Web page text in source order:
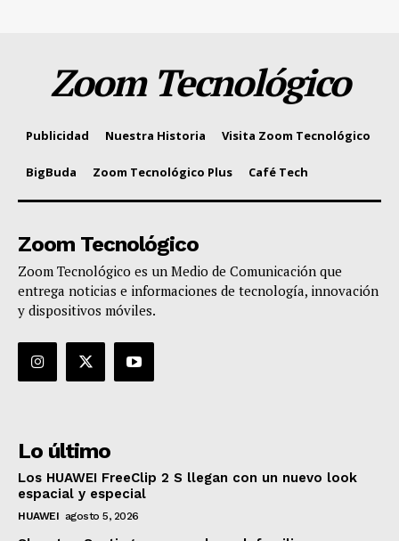
Zoom Tecnológico
Publicidad Nuestra Historia Visita Zoom Tecnológico
BigBuda Zoom Tecnológico Plus Café Tech
Zoom Tecnológico
Zoom Tecnológico es un Medio de Comunicación que
entrega noticias e informaciones de tecnología, innovación
y dispositivos móviles.
Lo último
Los HUAWEI FreeClip 2 S llegan con un nuevo look
espacial y especial
HUAWEI agosto 5, 2026